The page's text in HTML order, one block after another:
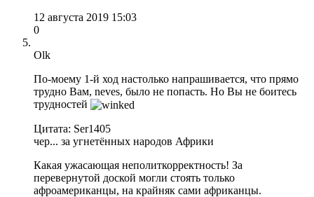
12 августа 2019 15:03
0
Olk
По-моему 1-й ход настолько напрашивается, что прямо
трудно Вам, neves, было не попасть. Но Вы не боитесь
трудностей
Цитата: Ser1405
чер... за угнетённых народов Африки
Какая ужасающая неполиткорректность! За
перевернутой доской могли стоять только
афроамериканцы, на крайняк сами африканцы.